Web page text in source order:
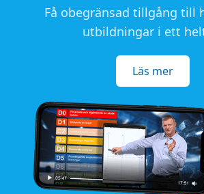
Få obegränsad tillgång till
utbildningar i ett
Läs mer